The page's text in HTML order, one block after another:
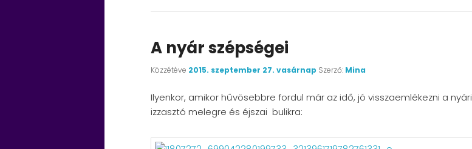
A nyár szépségei
Közzétéve 2015. szeptember 27. vasárnap Szerző: Mina
Ilyenkor, amikor hűvösebbre fordul már az idő, jó visszaemlékezni a nyári
izzasztó melegre és éjszai bulikra: